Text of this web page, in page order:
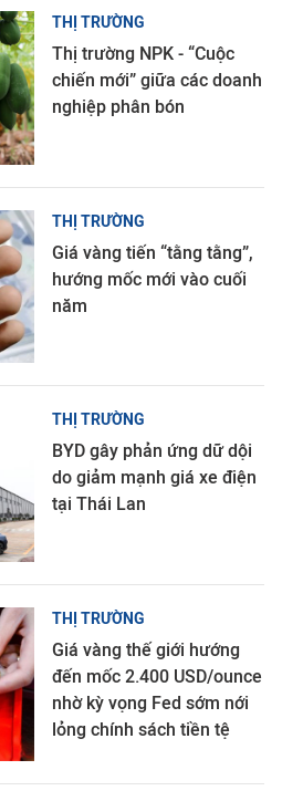
THỊ TRƯỜNG
Thị trường NPK - “Cuộc
chiến mới” giữa các doanh
nghiệp phân bón
THỊ TRƯỜNG
Giá vàng tiến “tằng tằng”,
hướng mốc mới vào cuối
năm
THỊ TRƯỜNG
BYD gây phản ứng dữ dội
do giảm mạnh giá xe điện
tại Thái Lan
THỊ TRƯỜNG
Giá vàng thế giới hướng
đến mốc 2.400 USD/ounce
nhờ kỳ vọng Fed sớm nới
lỏng chính sách tiền tệ